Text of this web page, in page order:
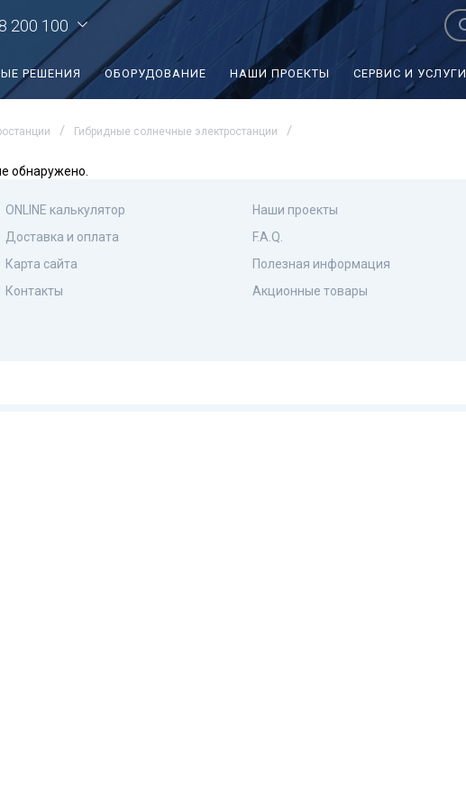
8 200 100
РЕШЕНИЯ ОБОРУДОВАНИЕ НАШИ ПРОЕКТЫ СЕРВИС И УСЛУГИ
Гибридные солнечные электростанции
обнаружено.
ONLINE калькулятор
Доставка и оплата
Карта сайта
Контакты
Наши проекты
F.A.Q.
Полезная информация
Акционные товары